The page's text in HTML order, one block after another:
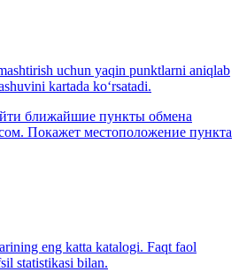
uchun yaqin punktlarni aniqlab
kartada ko‘rsatadi.
ближайшие пункты обмена
Покажет местоположение пункта
eng katta katalogi. Faqt faol
statistikasi bilan.